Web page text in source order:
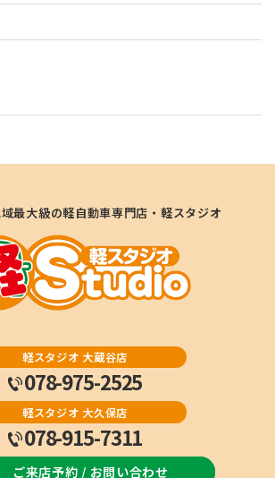
最大級の軽自動車専門店・軽スタジオ
軽スタジオ 大蔵谷店
078-975-2525
軽スタジオ 大久保店
078-915-7311
ご来店予約 / お問い合わせ